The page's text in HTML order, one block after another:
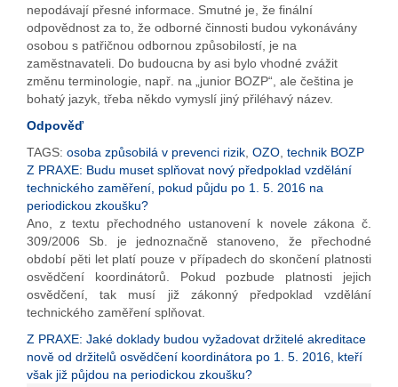
nepodávají přesné informace. Smutné je, že finální
odpovědnost za to, že odborné činnosti budou vykonávány
osobou s patřičnou odbornou způsobilostí, je na
zaměstnavateli. Do budoucna by asi bylo vhodné zvážit
změnu terminologie, např. na „junior BOZP“, ale čeština je
bohatý jazyk, třeba někdo vymyslí jiný přiléhavý název.
Odpověď
TAGS: osoba způsobilá v prevenci rizik OZO technik BOZP
Z PRAXE: Budu muset splňovat nový předpoklad vzdělání
technického zaměření, pokud půjdu po 1. 5. 2016 na
periodickou zkoušku?
Ano, z textu přechodného ustanovení k novele zákona č.
309/2006 Sb. je jednoznačně stanoveno, že přechodné
období pěti let platí pouze v případech do skončení platnosti
osvědčení koordinátorů. Pokud pozbude platnosti jejich
osvědčení, tak musí již zákonný předpoklad vzdělání
technického zaměření splňovat.
Z PRAXE: Jaké doklady budou vyžadovat držitelé akreditace
nově od držitelů osvědčení koordinátora po 1. 5. 2016, kteří
však již půjdou na periodickou zkoušku?